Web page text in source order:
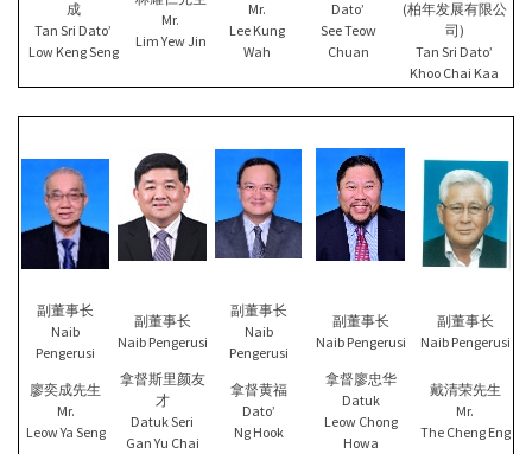
成
Tan Sri Dato’
Low Keng Seng
Mr.
Lim Yew Jin
Mr.
Lee Kung
Wah
Dato’
See Teow
Chuan
(柏年发展有限公
司)
Tan Sri Dato’
Khoo Chai Kaa
副董事长
Naib
Pengerusi
副董事长
Naib Pengerusi
副董事长
Naib
Pengerusi
副董事长
Naib Pengerusi
副董事长
Naib Pengerusi
廖奕成先生
Mr.
Leow Ya Seng
拿督斯里颜友
才
Datuk Seri
Gan Yu Chai
拿督黄福
Dato’
Ng Hook
拿督廖忠华
Datuk
Leow Chong
Howa
戴清荣先生
Mr.
The Cheng Eng